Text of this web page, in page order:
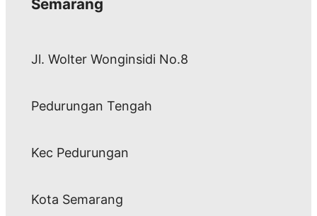
Semarang
Jl. Wolter Wonginsidi No.8
Pedurungan Tengah
Kec Pedurungan
Kota Semarang